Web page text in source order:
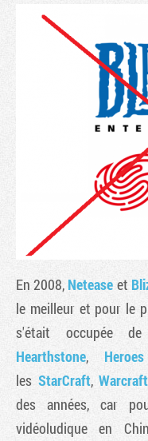
En 2008, Netease et
le meilleur et pour le
s'était occupée
Hearthstone,
les StarCraft,
des années, car
vidéoludique en